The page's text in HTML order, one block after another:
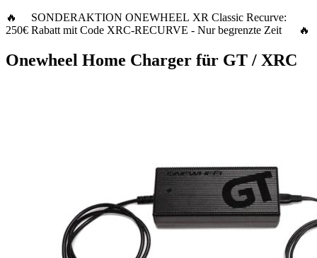
🔥 SONDERAKTION ONEWHEEL XR Classic Recurve:
250€ Rabatt mit Code XRC-RECURVE - Nur begrenzte Zeit 🔥
Onewheel Home Charger für GT / XRC